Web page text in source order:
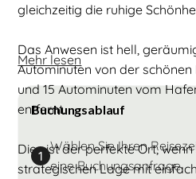
gleichzeitig die ruhige
Das Anwesen ist hell,
Autominuten von der
und 15 Autominuten vom
entfernt.
Dies ist der perfekte Ort,
strategischen Lage mit
Mehr lesen
Buchungsablauf
1
Wählen Sie Ihren
eine Buchungsanfrage